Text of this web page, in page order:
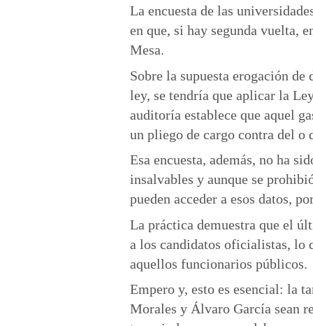
La encuesta de las
en que, si hay segunda vuelta,
Mesa.
Sobre la supuesta erogación
ley, se tendría que aplicar la
auditoría establece que aquel
un pliego de cargo contra del o
Esa encuesta, además, no ha
insalvables y aunque se
pueden acceder a esos datos,
La práctica demuestra que el
a los candidatos oficialistas, lo
aquellos funcionarios públicos.
Empero y, esto es esencial: la
Morales y Álvaro García sean